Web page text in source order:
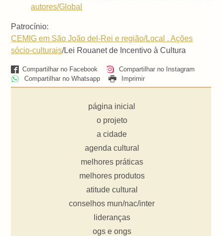
autores/Global
Patrocínio:
CEMIG em São João del-Rei e região/Local . Ações
sócio-culturais/Lei Rouanet de Incentivo à Cultura
Compartilhar no Facebook
Compartilhar no Instagram
Compartilhar no Whatsapp
Imprimir
página inicial
o projeto
a cidade
agenda cultural
melhores práticas
melhores produtos
atitude cultural
conselhos mun/nac/inter
lideranças
ogs e ongs